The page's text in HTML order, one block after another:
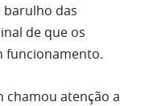
barulho das
de que os
funcionamento.
chamou atenção a